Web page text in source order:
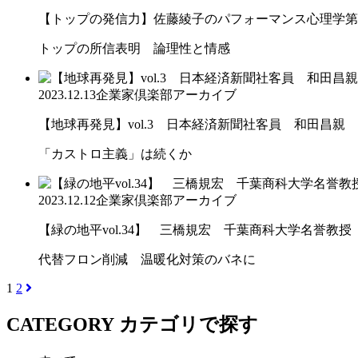
【トップの発信力】佐藤綾子のパフォーマンス心理学
トップの所信表明 論理性と情感
2023.12.13企業家倶楽部アーカイブ
【地球再発見】vol.3 日本経済新聞社客員 和田昌親
「カストロ主義」は続くか
2023.12.12企業家倶楽部アーカイブ
【緑の地平vol.34】 三橋規宏 千葉商科大学名誉教授
代替フロン削減 温暖化対策のバネに
1 2
CATEGORY カテゴリで探す